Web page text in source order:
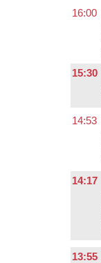
16:00
15:30
14:53
14:17
13:55